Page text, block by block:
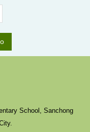
School, Sanchong